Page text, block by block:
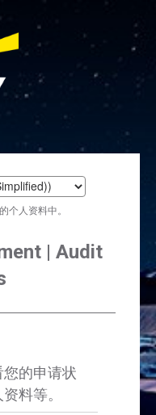
个人资料中。
| Audit
的申请状
料等。